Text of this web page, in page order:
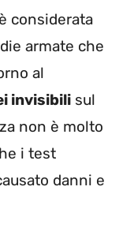
considerata
armate che
al
invisibili sul
non è molto
i test
danni e